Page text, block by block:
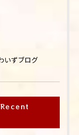
いずブログ
Recent